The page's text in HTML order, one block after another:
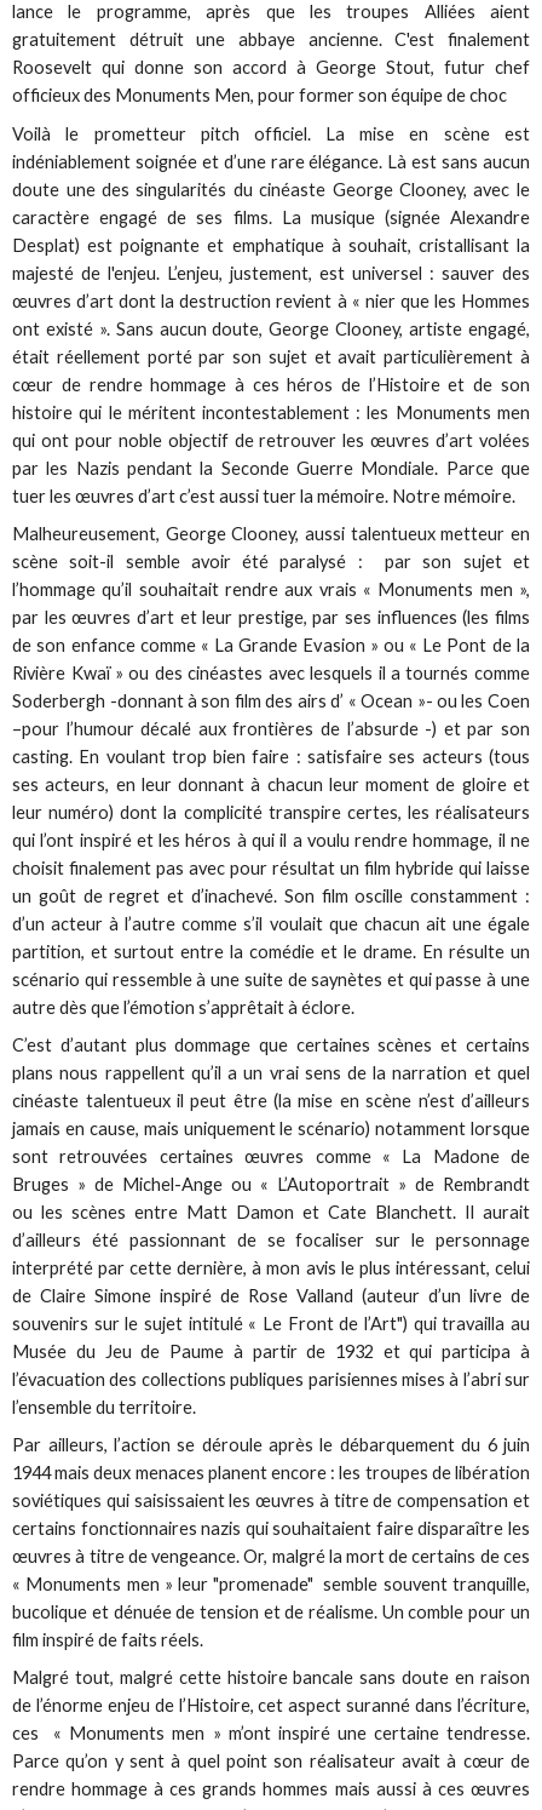
lance le programme, après que les troupes Alliées aient
gratuitement détruit une abbaye ancienne. C'est finalement
Roosevelt qui donne son accord à George Stout, futur chef
officieux des Monuments Men, pour former son équipe de choc
Voilà le prometteur pitch officiel. La mise en scène est
indéniablement soignée et d’une rare élégance. Là est sans aucun
doute une des singularités du cinéaste George Clooney, avec le
caractère engagé de ses films. La musique (signée Alexandre
Desplat) est poignante et emphatique à souhait, cristallisant la
majesté de l'enjeu. L’enjeu, justement, est universel : sauver des
œuvres d’art dont la destruction revient à « nier que les Hommes
ont existé ». Sans aucun doute, George Clooney, artiste engagé,
était réellement porté par son sujet et avait particulièrement à
cœur de rendre hommage à ces héros de l’Histoire et de son
histoire qui le méritent incontestablement : les Monuments men
qui ont pour noble objectif de retrouver les œuvres d’art volées
par les Nazis pendant la Seconde Guerre Mondiale. Parce que
tuer les œuvres d’art c’est aussi tuer la mémoire. Notre mémoire.
Malheureusement, George Clooney, aussi talentueux metteur en
scène soit-il semble avoir été paralysé : par son sujet et
l’hommage qu’il souhaitait rendre aux vrais « Monuments men »,
par les œuvres d’art et leur prestige, par ses influences (les films
de son enfance comme « La Grande Evasion » ou « Le Pont de la
Rivière Kwaï » ou des cinéastes avec lesquels il a tournés comme
Soderbergh -donnant à son film des airs d’ « Ocean »- ou les Coen
–pour l’humour décalé aux frontières de l’absurde -) et par son
casting. En voulant trop bien faire : satisfaire ses acteurs (tous
ses acteurs, en leur donnant à chacun leur moment de gloire et
leur numéro) dont la complicité transpire certes, les réalisateurs
qui l’ont inspiré et les héros à qui il a voulu rendre hommage, il ne
choisit finalement pas avec pour résultat un film hybride qui laisse
un goût de regret et d’inachevé. Son film oscille constamment :
d’un acteur à l’autre comme s’il voulait que chacun ait une égale
partition, et surtout entre la comédie et le drame. En résulte un
scénario qui ressemble à une suite de saynètes et qui passe à une
autre dès que l’émotion s’apprêtait à éclore.
C’est d’autant plus dommage que certaines scènes et certains
plans nous rappellent qu’il a un vrai sens de la narration et quel
cinéaste talentueux il peut être (la mise en scène n’est d’ailleurs
jamais en cause, mais uniquement le scénario) notamment lorsque
sont retrouvées certaines œuvres comme « La Madone de
Bruges » de Michel-Ange ou « L’Autoportrait » de Rembrandt
ou les scènes entre Matt Damon et Cate Blanchett. Il aurait
d’ailleurs été passionnant de se focaliser sur le personnage
interprété par cette dernière, à mon avis le plus intéressant, celui
de Claire Simone inspiré de Rose Valland (auteur d’un livre de
souvenirs sur le sujet intitulé « Le Front de l’Art") qui travailla au
Musée du Jeu de Paume à partir de 1932 et qui participa à
l’évacuation des collections publiques parisiennes mises à l’abri sur
l’ensemble du territoire.
Par ailleurs, l’action se déroule après le débarquement du 6 juin
1944 mais deux menaces planent encore : les troupes de libération
soviétiques qui saisissaient les œuvres à titre de compensation et
certains fonctionnaires nazis qui souhaitaient faire disparaître les
œuvres à titre de vengeance. Or, malgré la mort de certains de ces
« Monuments men » leur "promenade" semble souvent tranquille,
bucolique et dénuée de tension et de réalisme. Un comble pour un
film inspiré de faits réels.
Malgré tout, malgré cette histoire bancale sans doute en raison
de l’énorme enjeu de l’Histoire, cet aspect suranné dans l’écriture,
ces « Monuments men » m’ont inspiré une certaine tendresse.
Parce qu’on y sent à quel point son réalisateur avait à cœur de
rendre hommage à ces grands hommes mais aussi à ces œuvres